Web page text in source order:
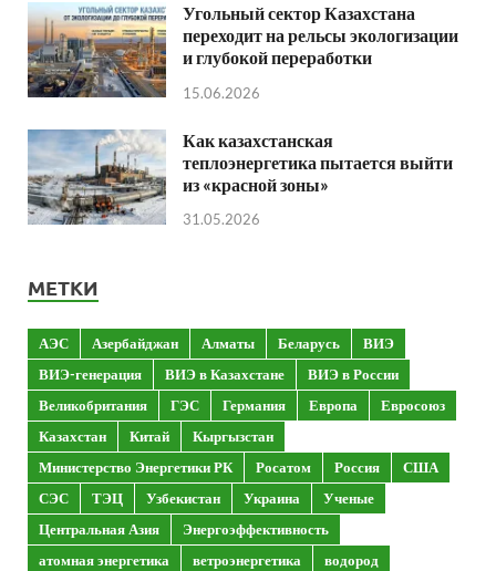
Угольный сектор Казахстана
переходит на рельсы экологизации
и глубокой переработки
15.06.2026
Как казахстанская
теплоэнергетика пытается выйти
из «красной зоны»
31.05.2026
МЕТКИ
АЭС Азербайджан Алматы Беларусь
ВИЭ
ВИЭ-генерация
ВИЭ в Казахстане
ВИЭ в России
Великобритания
ГЭС Германия Европа
Евросоюз
Казахстан
Китай
Кыргызстан
Министерство Энергетики РК
Росатом Россия
США
СЭС
ТЭЦ Узбекистан Украина
Ученые
Центральная Азия
Энергоэффективность
атомная энергетика
ветроэнергетика
водород